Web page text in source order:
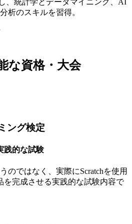
析のスキルを習得。
な資格・大会
ング検定
践的な試験
のではなく、実際にScratchを使用
を完成させる実践的な試験内容で